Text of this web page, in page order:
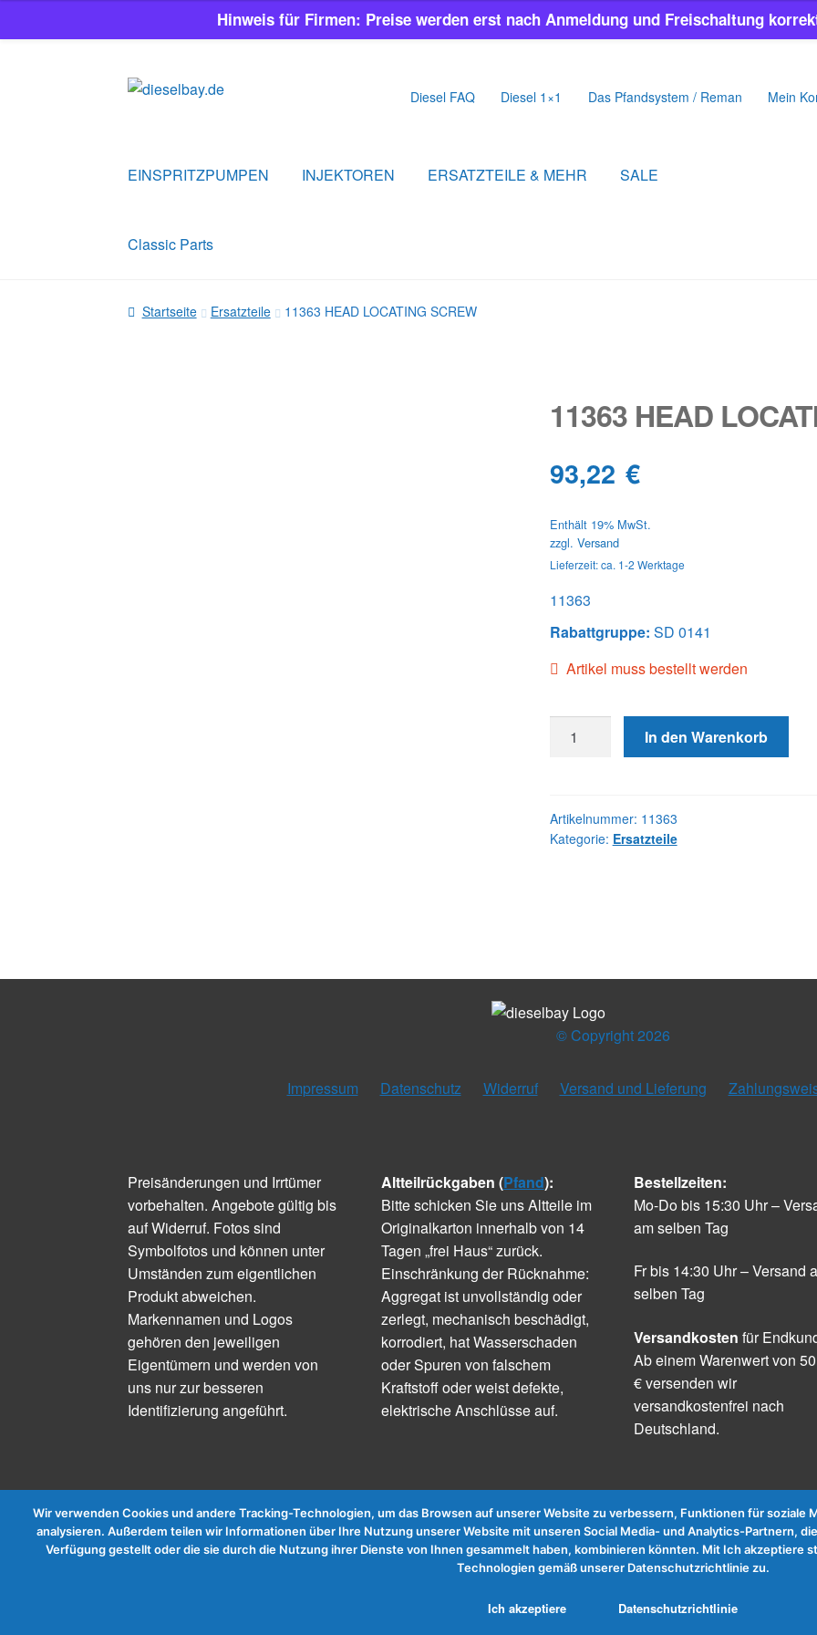
Zur
Zum
Diesel FAQ Diesel 1×1 Das Pfandsystem / Reman Mein
EINSPRITZPUMPEN INJEKTOREN ERSATZTEILE & MEHR SALE
Classic Parts
Startseite Ersatzteile 11363 HEAD LOCATING SCREW
11363 HEAD
93,22 €
Enthält 19% MwSt.
zzgl. Versand
Lieferzeit: ca. 1-2 Werktage
11363
Rabattgruppe: SD 0141
Artikel muss bestellt werden
HEAD
Menge
In den Warenkorb
Artikelnummer: 11363
Kategorie: Ersatzteile
© Copyright 2026
Impressum Datenschutz Widerruf Versand und Lieferung
Preisänderungen und Irrtümer
vorbehalten. Angebote gültig bis
auf Widerruf. Fotos sind
Symbolfotos und können unter
Umständen zum eigentlichen
Produkt abweichen.
Markennamen und Logos
gehören den jeweiligen
Eigentümern und werden von
uns nur zur besseren
Identifizierung angeführt.
Altteilrückgaben (Pfand):
Bitte schicken Sie uns Altteile im
Originalkarton innerhalb von 14
Tagen „frei Haus“ zurück.
Einschränkung der Rücknahme:
Aggregat ist unvollständig oder
zerlegt, mechanisch beschädigt,
korrodiert, hat Wasserschaden
oder Spuren von falschem
Kraftstoff oder weist defekte,
elektrische Anschlüsse auf.
Bestellzeiten:
Mo-Do bis 15:30 Uhr –
am selben Tag
Fr bis 14:30 Uhr – Versand
selben Tag
Versandkosten für
Ab einem Warenwert von
€ versenden wir
versandkostenfrei nach
Deutschland.
Hinweis für Firmen: Preise werden erst nach Anmeldung und Freischaltung
Wir verwenden Cookies und andere Tracking-Technologien, um das Browsen auf unserer Website zu verbessern, Funktionen für soziale
analysieren. Außerdem teilen wir Informationen über Ihre Nutzung unserer Website mit unseren Social Media- und Analytics-Partnern,
Verfügung gestellt oder die sie durch die Nutzung ihrer Dienste von Ihnen gesammelt haben, kombinieren könnten. Mit Ich akzeptiere
Technologien gemäß unserer Datenschutzrichtlinie zu.
Ich akzeptiere Datenschutzrichtlinie